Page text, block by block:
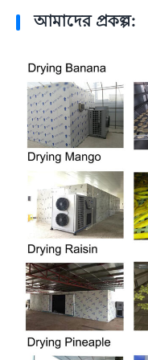
আমাদের প্রকল্প: